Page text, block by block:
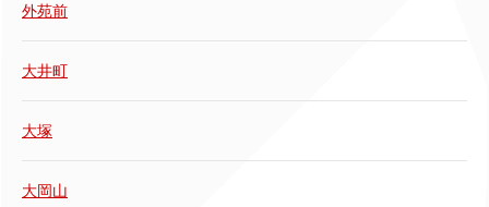
外苑前
大井町
大塚
大岡山